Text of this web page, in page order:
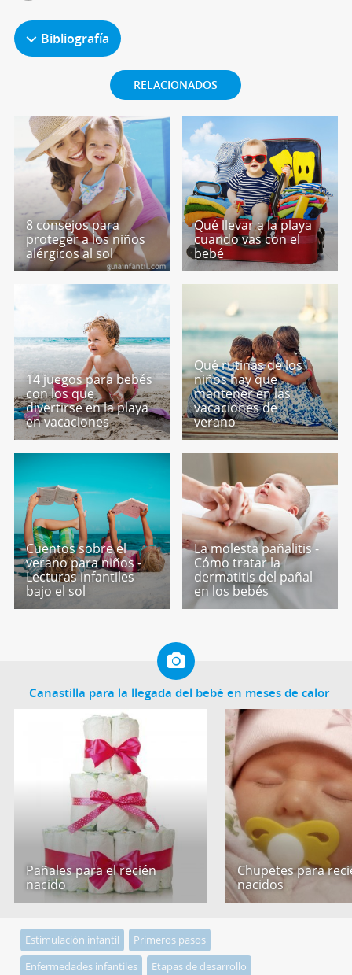
Bibliografía
RELACIONADOS
8 consejos para
proteger a los niños
alérgicos al sol
Qué llevar a la playa
cuando vas con el
bebé
14 juegos para bebés
con los que
divertirse en la playa
en vacaciones
Qué rutinas de los
niños hay que
mantener en las
vacaciones de
verano
Cuentos sobre el
verano para niños -
Lecturas infantiles
bajo el sol
La molesta pañalitis -
Cómo tratar la
dermatitis del pañal
en los bebés
Canastilla para la llegada del bebé en meses de calor
Pañales para el recién
nacido
Chupetes para
nacidos
Estimulación infantil
Primeros pasos
Enfermedades infantiles
Etapas de desarrollo